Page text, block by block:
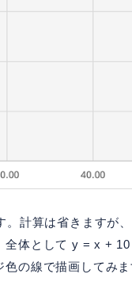
。計算は省きます
体として y = x +
の線で描画してみま